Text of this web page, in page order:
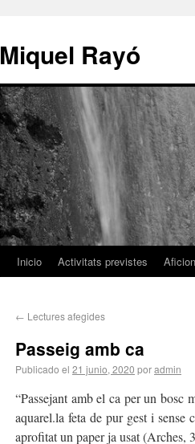
Miquel Rayó
Inicio Activitats previstes
← Lectures afegides
Passeig amb ca
Publicado el 21 junio, 2020 poradmin
“Passejant amb el ca per un bosc
aquarel.la feta de pur gest i
aprofitat un paper ja usat (Arches,